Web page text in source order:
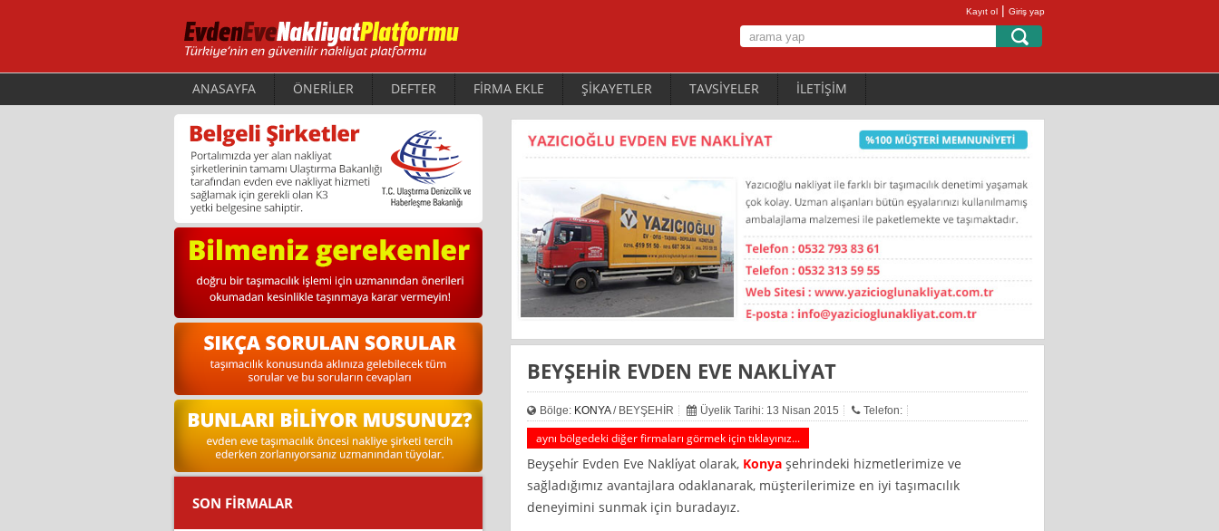
Kayıt ol | Giriş yap
ANASAYFA ÖNERİLER DEFTER FİRMA EKLE ŞİKAYETLER TAVSİYELER İLETİŞİM
BEYŞEHİR EVDEN EVE NAKLİYAT
Bölge: KONYA/ BEYŞEHİR Üyelik Tarihi: 13 Nisan 2015 Telefon:
aynı bölgedeki diğer firmaları görmek için tıklayınız...
Beyşehi̇r Evden Eve Nakli̇yat olarak, Konyaşehrindeki hizmetlerimize ve
sağladığımız avantajlara odaklanarak, müşterilerimize en iyi taşımacılık
deneyimini sunmak için buradayız.
SON FİRMALAR